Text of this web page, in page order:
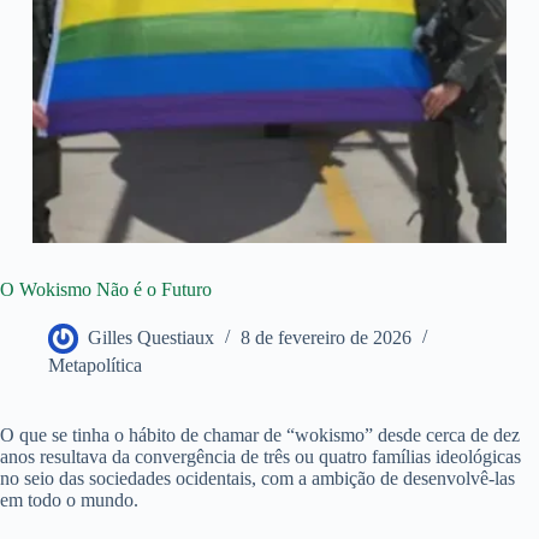
O Wokismo Não é o Futuro
Gilles Questiaux
8 de fevereiro de 2026
Metapolítica
O que se tinha o hábito de chamar de “wokismo” desde cerca de dez
anos resultava da convergência de três ou quatro famílias ideológicas
no seio das sociedades ocidentais, com a ambição de desenvolvê-las
em todo o mundo.